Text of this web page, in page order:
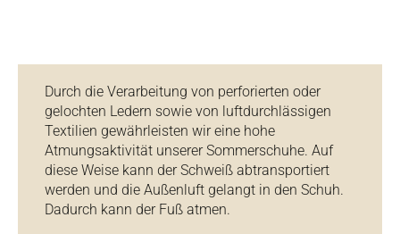
Durch die Verarbeitung von perforierten oder
gelochten Ledern sowie von luftdurchlässigen
Textilien gewährleisten wir eine hohe
Atmungsaktivität unserer Sommerschuhe. Auf
diese Weise kann der Schweiß abtransportiert
werden und die Außenluft gelangt in den Schuh.
Dadurch kann der Fuß atmen.